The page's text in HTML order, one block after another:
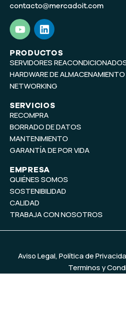
contacto@mercadoit.com
Y
o
u
t
u
b
e
L
i
n
k
e
d
i
PRODUCTOS
SERVIDORES
HARDWARE DE ALMACENAMIENTO
NETWORKING
SERVICIOS
RECOMPRA
BORRADO DE DATOS
MANTENIMIENTO
GARANTÍA DE POR VIDA
EMPRESA
QUIÉNES SOMOS
SOSTENIBILIDAD
CALIDAD
TRABAJA CON NOSOTROS
Aviso Legal,Política de
Terminos y